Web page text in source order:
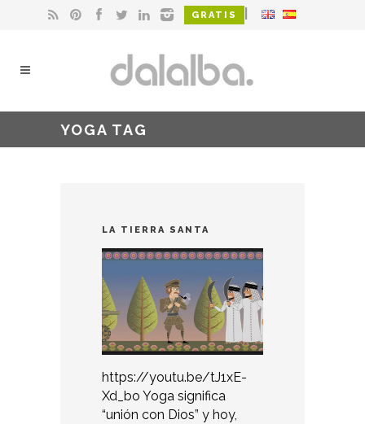
GRATIS
YOGA TAG
LA TIERRA SANTA
https://youtu.be/tJ1xE-
Xd_bo Yoga significa
“unión con Dios” y hoy,